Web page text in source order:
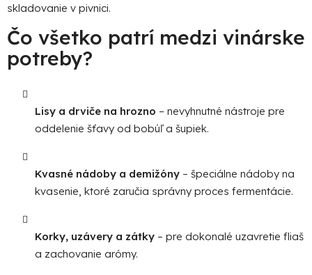
skladovanie v pivnici.
Čo všetko patrí medzi vinárske
potreby?
Lisy a drviče na hrozno – nevyhnutné nástroje pre
oddelenie šťavy od bobúľ a šupiek.
Kvasné nádoby a demižóny – špeciálne nádoby na
kvasenie, ktoré zaručia správny proces fermentácie.
Korky, uzávery a zátky – pre dokonalé uzavretie fliaš
a zachovanie arómy.